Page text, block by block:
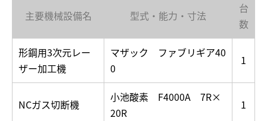
主要機械設備名 型式・能力・寸法
台
数
形鋼用3次元レー
ザー加工機
マザック ファブリギア40
0
1
NCガス切断機
小池酸素 F4000A 7R×
20R
1